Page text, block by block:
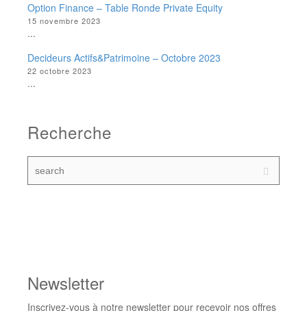
Option Finance – Table Ronde Private Equity
15 novembre 2023
...
Decideurs Actifs&Patrimoine – Octobre 2023
22 octobre 2023
...
Recherche
Newsletter
Inscrivez-vous à notre newsletter pour recevoir nos offres